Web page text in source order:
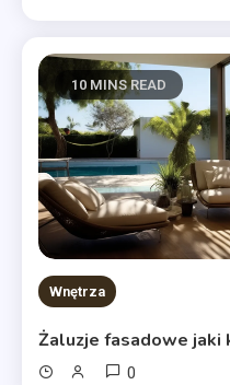
10 MINS READ
Wnętrza
Żaluzje fasadowe jaki
0